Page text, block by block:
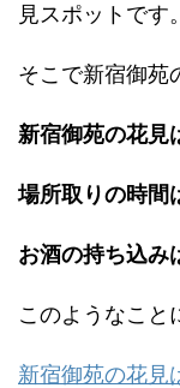
見スポットです。
そこで新宿御苑
新宿御苑の花見
場所取りの時間
お酒の持ち込み
このようなこと
新宿御苑の花見